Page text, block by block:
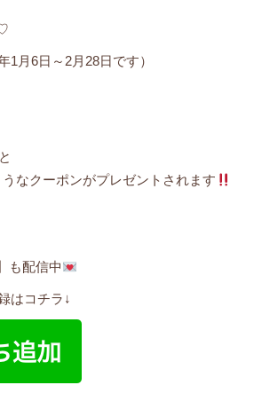
1月6日～2月28日です）
なクーポンがプレゼントされます
も配信中
はコチラ↓